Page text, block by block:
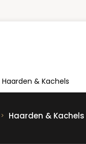
Haarden & Kachels
Haarden & Kachels